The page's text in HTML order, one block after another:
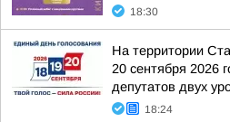
18:30
На территории
20 сентября 2026
депутатов двух
18:24